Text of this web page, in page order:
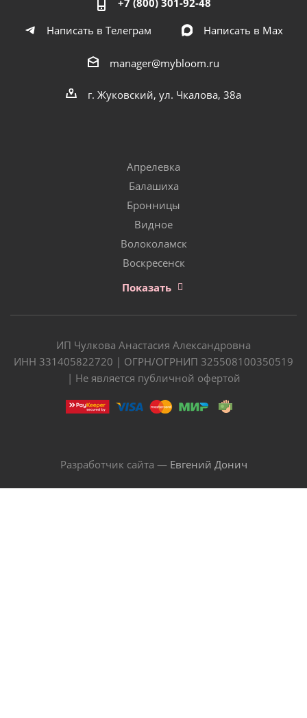
Написать в Телеграм
Написать в Мах
manager@mybloom.ru
г. Жуковский, ул. Чкалова, 38а
Апрелевка
Балашиха
Бронницы
Видное
Волоколамск
Воскресенск
Показать
ИП Чулкова Анастасия Александровна
ИНН 331405822720 | ОГРН/ОГРНИП 325508100350519
| Не является публичной офертой
Разработчик сайта — Евгений Донич